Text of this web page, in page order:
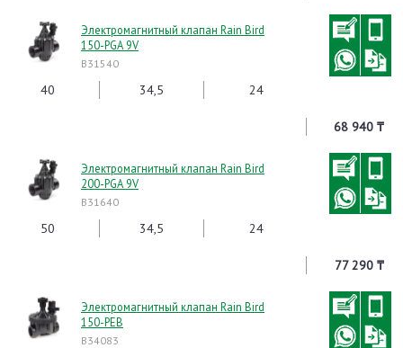
Электромагнитный клапан Rain Bird
150-PGA 9V
B31540
40 34,5 24
68 940 ₸
Электромагнитный клапан Rain Bird
200-PGA 9V
B31640
50 34,5 24
77 290 ₸
Электромагнитный клапан Rain Bird
150-PEB
B34083